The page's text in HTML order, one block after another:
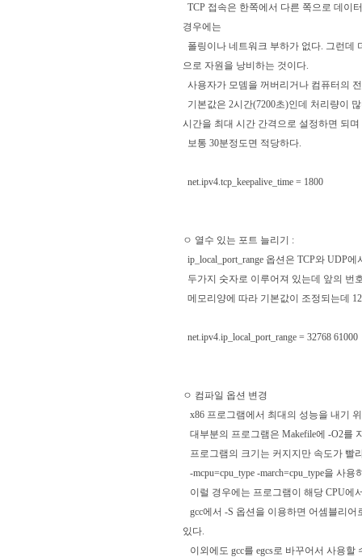
TCP 접속은 한쪽에서 다른 쪽으로 데이
경우에는
폴링이나 네트워크 부하가 없다. 그런데
으로 자원을 낭비하는 것이다.
사용자가 모뎀을 꺼버리거나 컴퓨터의
기본값은 2시간(7200초)인데 처리량이
시간을 최대 시간 간격으로 설정하면 되며
보통 30분정도면 적당하다.
net.ipv4.tcp_keepalive_time = 1800
ㅇ 열수 있는 포트 늘리기 :
ip_local_port_range 옵션은 TCP와 UDP
두가지 숫자로 이루어져 있는데 앞의 번
메모리양에 따라 기본값이 조정되는데
net.ipv4.ip_local_port_range = 32768 61000
ㅇ 컴파일 옵션 변경
x86 프로그램에서 최대의 성능을 내기
대부분의 프로그램은 Makefile에 -O2를
프로그램의 크기는 커지지만 속도가 빨
-mcpu=cpu_type -march=cpu_type을 사
이럴 경우에는 프로그램이 해당 CPU에
gcc에서 -S 옵션을 이용하면 어셈블리
있다.
이외에도 gcc를 egcs로 바꾸어서 사용